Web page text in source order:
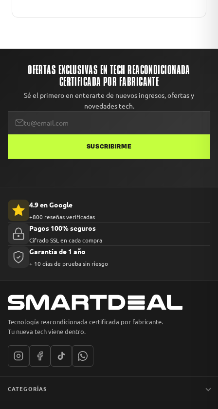
OFERTAS EXCLUSIVAS EN TECH REACONDICIONADA
CERTIFICADA POR FABRICANTE
Sé el primero en enterarte de nuevos ingresos, ofertas y
novedades tech.
SUSCRIBIRME
4.9 en Google
+800 reseñas verificadas
Pagos 100% seguros
Cifrado SSL en cada compra
Garantía de 1 año
+ 10 días de prueba sin riesgo
Tecnología reacondicionada certificada por fabricante.
Tu nueva tech viene dentro.
CATEGORÍAS